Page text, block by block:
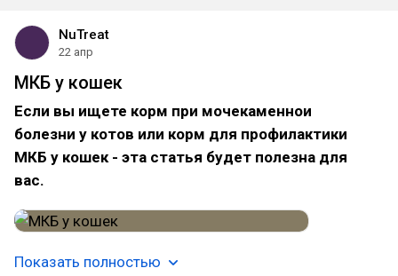
NuTreat
22 апр
МКБ у кошек
Если вы ищете корм при мочекаменнои
болезни у котов или корм для профилактики
МКБ у кошек - эта статья будет полезна для
вас.
Показать полностью